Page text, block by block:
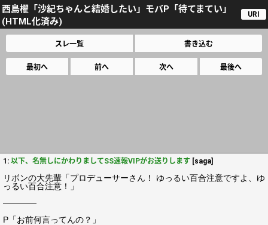
西島櫂「沙紀ちゃんと結婚したい」モバP「待てまてい」
(HTML化済み)
URI
スレ一覧 書き込む
最初へ 前へ 次へ 最後へ
1: 以下、名無しにかわりましてSS速報VIPがお送りします [saga]
リボンの大先輩「プロデューサーさん！ ゆっるい百合注意ですよ、ゆ
っるい百合注意！」
――――
P「お前何言ってんの？」